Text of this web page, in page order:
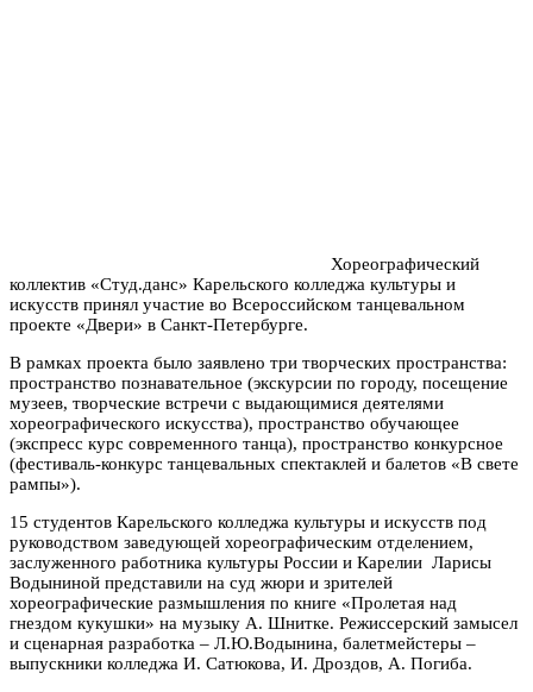
Хореографический
коллектив «Студ.данс» Карельского колледжа культуры и
искусств принял участие во Всероссийском танцевальном
проекте «Двери» в Санкт-Петербурге.
В рамках проекта было заявлено три творческих пространства:
пространство познавательное (экскурсии по городу, посещение
музеев, творческие встречи с выдающимися деятелями
хореографического искусства), пространство обучающее
(экспресс курс современного танца), пространство конкурсное
(фестиваль-конкурс танцевальных спектаклей и балетов «В свете
рампы»).
15 студентов Карельского колледжа культуры и искусств под
руководством заведующей хореографическим отделением,
заслуженного работника культуры России и Карелии Ларисы
Водыниной представили на суд жюри и зрителей
хореографические размышления по книге «Пролетая над
гнездом кукушки» на музыку А. Шнитке. Режиссерский замысел
и сценарная разработка – Л.Ю.Водынина, балетмейстеры –
выпускники колледжа И. Сатюкова, И. Дроздов, А. Погиба.